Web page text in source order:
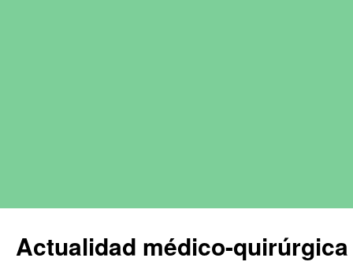
Actualidad médico-